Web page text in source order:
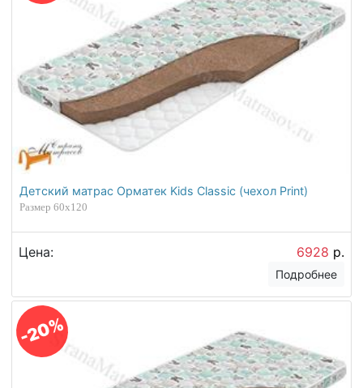
Детский матрас Орматек Kids Classic (чехол Print)
Размер 60х120
Цена: 6928 р.
Подробнее
-20%